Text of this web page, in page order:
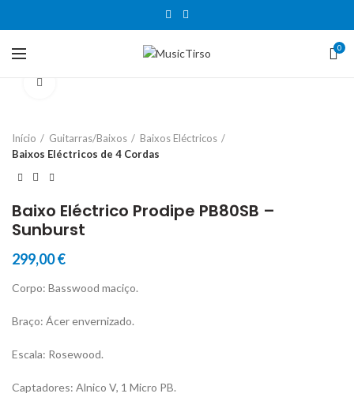
0
Início Guitarras/Baixos
Baixos Eléctricos
Baixos Eléctricos de 4 Cordas
Baixo Eléctrico Prodipe PB80SB –
Sunburst
299,00€
Corpo: Basswood maciço.
Braço: Ácer envernizado.
Escala: Rosewood.
Captadores: Alnico V, 1 Micro PB.